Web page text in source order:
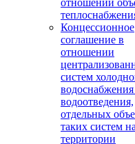
отношении
Концессионное
соглашение в
отношении
систем
водоотведения,
отдельных
таких систем на
территории